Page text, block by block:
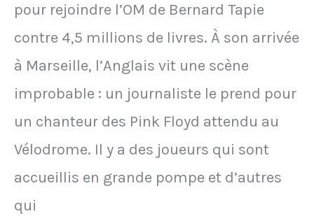
pour rejoindre l’OM de Bernard Tapie
contre 4,5 millions de livres. À son arrivée
à Marseille, l’Anglais vit une scène
improbable : un journaliste le prend pour
un chanteur des Pink Floyd attendu au
Vélodrome. Il y a des joueurs qui sont
accueillis en grande pompe et d’autres
qui